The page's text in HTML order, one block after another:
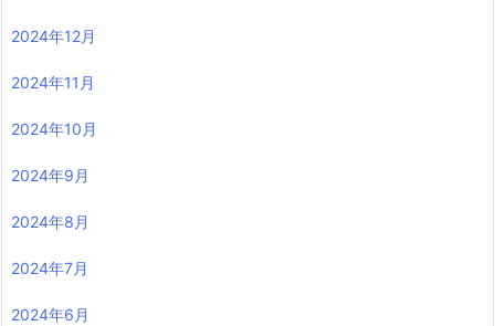
2024年12月
2024年11月
2024年10月
2024年9月
2024年8月
2024年7月
2024年6月